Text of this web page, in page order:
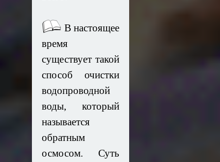
В настоящее
время
существует такой
способ очистки
водопроводной
воды, который
называется
обратным
осмосом. Суть